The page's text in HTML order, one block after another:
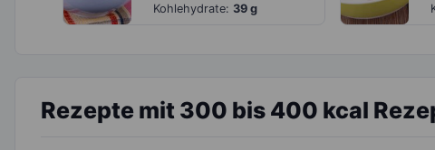
Kohlehydrate: 39 g
Rezepte mit 300 bis 400 kcal